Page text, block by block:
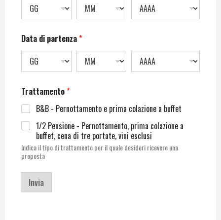
Data di partenza*
Trattamento*
B&B - Pernottamento e prima colazione a buffet
1/2 Pensione - Pernottamento, prima colazione a
buffet, cena di tre portate, vini esclusi
Indica il tipo di trattamento per il quale desideri ricevere una
proposta
Invia